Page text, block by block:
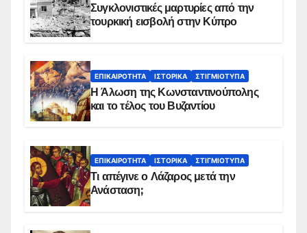
Συγκλονιστικές μαρτυρίες από την
τουρκική εισβολή στην Κύπρο
ΕΠΙΚΑΙΡΌΤΗΤΑ ΙΣΤΟΡΙΚΆ ΣΤΙΓΜΙΌΤΥΠΑ
Η Άλωση της Κωνσταντινούπολης
και το τέλος του Βυζαντίου
ΕΠΙΚΑΙΡΌΤΗΤΑ ΙΣΤΟΡΙΚΆ ΣΤΙΓΜΙΌΤΥΠΑ
Τι απέγινε ο Λάζαρος μετά την
Ανάσταση;